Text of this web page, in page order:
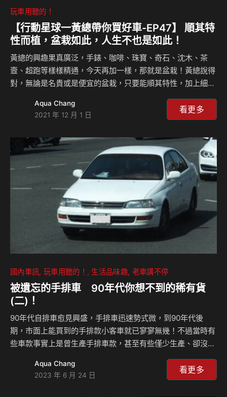
玩車用聽的！
【行動星球⼀黃總帶你買好車-EP47】 順其特
性而植，盆栽如此，人生不也是如此！
黃總的興趣果真廣泛，手錶、咖啡、珠寶、奇石、沈木、茶
壼、超跑等樣樣精通，今天再加一樣，那就是盆栽！黃總說得
對，無論是名貴或是便宜的盆栽，只要能順其特性，加上細心
如此！但本集黃總不闡述大道理，而是在微涼的下午時分，細
數盆栽旳風姿百綽，何嘗不是愜意人生！
Aqua Chang
2021 年 12 月 1 日
看更多
國內車訊 玩車用聽的！ 生活品味趣 老車講不停
被遺忘的手排車 90年代你想不到的稀有貨
(二)！
90年代自排車愈見興盛，手排車迅速勢式微，到90年代後
期，市面上能買到的手排款小客車就已寥寥無幾！不過當時有
些車款事實上是曾生產手排車款，甚至有些僅少生產、卻沒有
三集，我們就來好好聊聊有哪些”稀有貨”！不過本集我們順便
來聊一下在21世紀的Luxgen竟然也出過手排車，有哪些車
Aqua Chang
2023 年 6 月 24 日
看更多